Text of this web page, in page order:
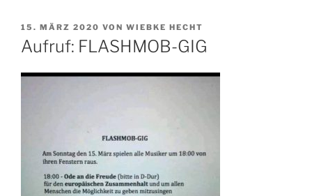
VERÖFFENTLICHT
AM
15. MÄRZ 2020 VON WIEBKE HECHT
Aufruf: FLASHMOB-GIG